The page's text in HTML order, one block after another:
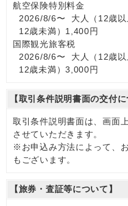
航空保険特別料金
2026/8/6〜 大人（12歳以
12歳未満）1,400円
国際観光旅客税
2026/8/6〜 大人（12歳以
12歳未満）3,000円
【取引条件説明書面の交付に
取引条件説明書面は、画面
させていただきます。
※お申込み方法によって、
もございます。
【旅券・査証等について】